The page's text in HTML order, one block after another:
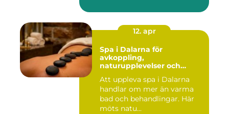
12. apr
Spa i Dalarna för
avkoppling,
naturupplevelser och
Att uppleva spa i Dalarna
handlar om mer än varma
bad och behandlingar. Här
möts natu...